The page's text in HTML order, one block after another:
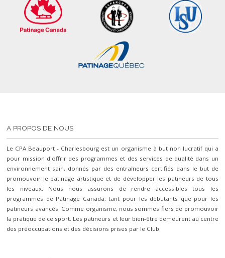
A PROPOS DE NOUS
Le CPA Beauport - Charlesbourg est un organisme à but non lucratif qui a
pour mission d'offrir des programmes et des services de qualité dans un
environnement sain, donnés par des entraîneurs certifiés dans le but de
promouvoir le patinage artistique et de développer les patineurs de tous
les niveaux. Nous nous assurons de rendre accessibles tous les
programmes de Patinage Canada, tant pour les débutants que pour les
patineurs avancés. Comme organisme, nous sommes fiers de promouvoir
la pratique de ce sport. Les patineurs et leur bien-être demeurent au centre
des préoccupations et des décisions prises par le Club.